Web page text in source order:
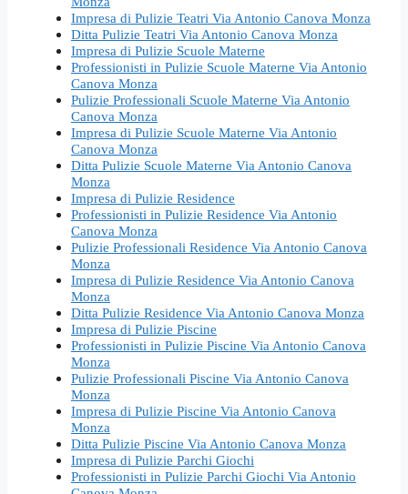
Impresa di Pulizie Teatri Via Antonio Canova Monza
Ditta Pulizie Teatri Via Antonio Canova Monza
Impresa di Pulizie Scuole Materne
Professionisti in Pulizie Scuole Materne Via Antonio
Canova Monza
Pulizie Professionali Scuole Materne Via Antonio
Canova Monza
Impresa di Pulizie Scuole Materne Via Antonio
Canova Monza
Ditta Pulizie Scuole Materne Via Antonio Canova
Monza
Impresa di Pulizie Residence
Professionisti in Pulizie Residence Via Antonio
Canova Monza
Pulizie Professionali Residence Via Antonio Canova
Monza
Impresa di Pulizie Residence Via Antonio Canova
Monza
Ditta Pulizie Residence Via Antonio Canova Monza
Impresa di Pulizie Piscine
Professionisti in Pulizie Piscine Via Antonio Canova
Monza
Pulizie Professionali Piscine Via Antonio Canova
Monza
Impresa di Pulizie Piscine Via Antonio Canova
Monza
Ditta Pulizie Piscine Via Antonio Canova Monza
Impresa di Pulizie Parchi Giochi
Professionisti in Pulizie Parchi Giochi Via Antonio